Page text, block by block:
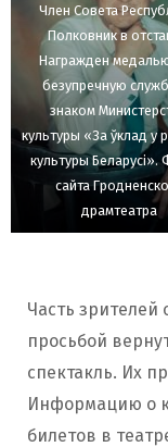
Член Совета
Полковник в
Награжден
безупречную
знаком
культуры «За ўклад у
культуры Беларусi».
сайта
драмтеатра
Часть зрителей
просьбой
спектакль. Их
Информацию о
билетов в